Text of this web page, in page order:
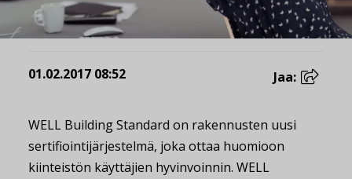
01.02.2017 08:52 Jaa:
WELL Building Standard on rakennusten uusi
sertifiointijärjestelmä, joka ottaa huomioon
kiinteistön käyttäjien hyvinvoinnin. WELL